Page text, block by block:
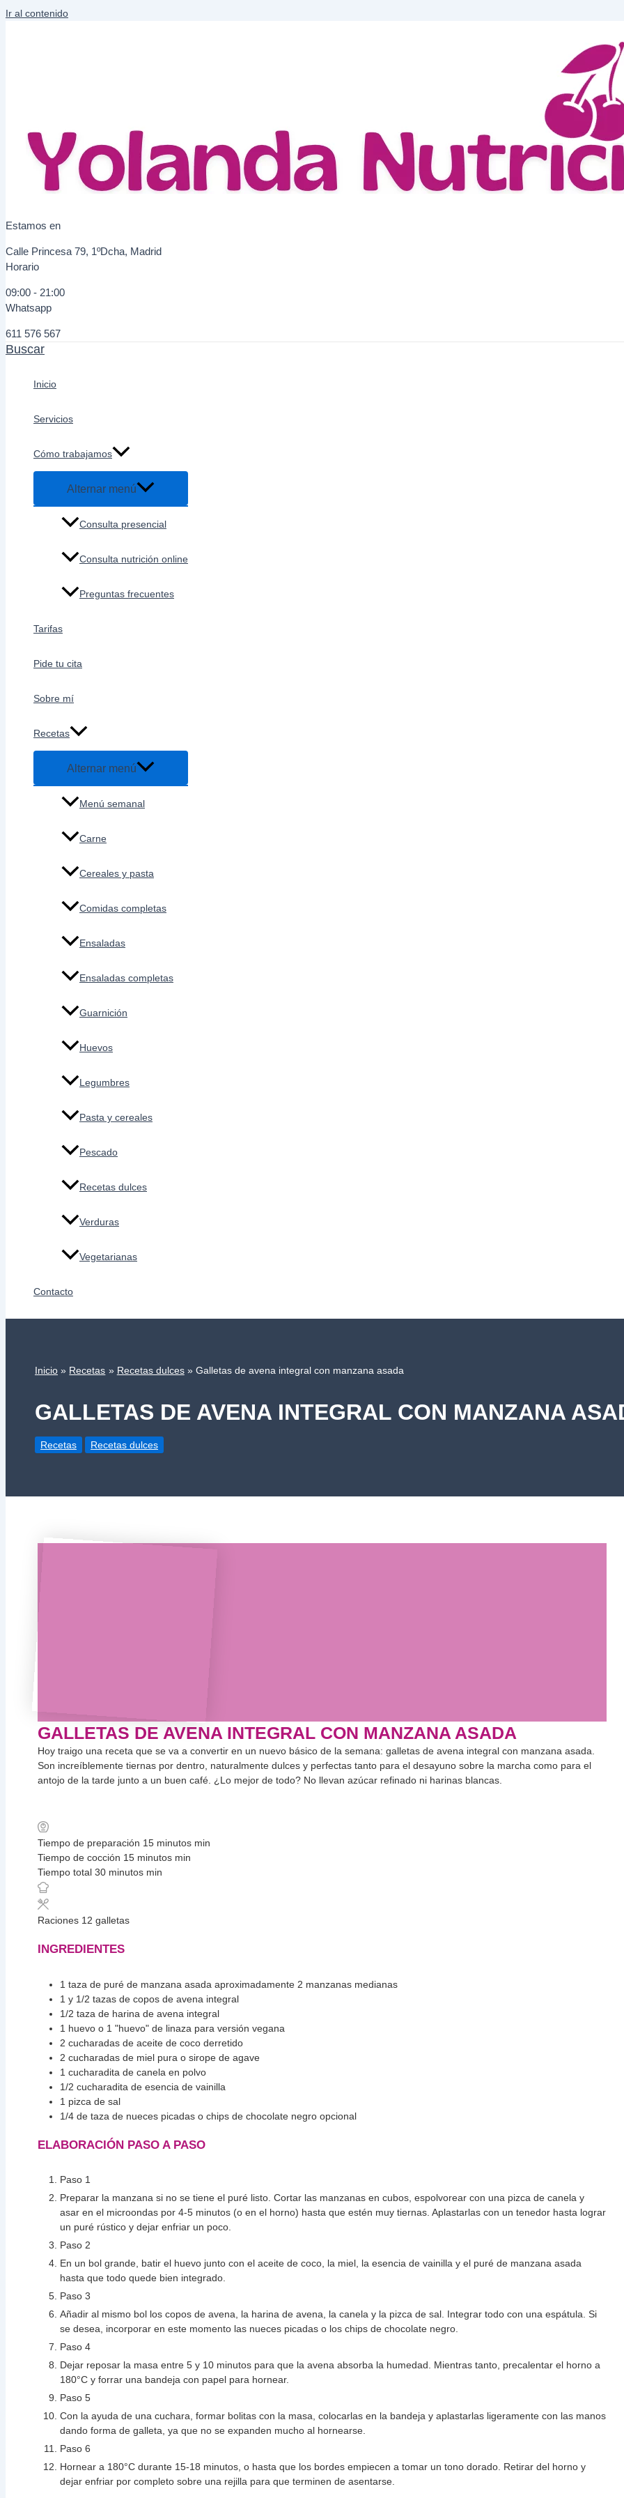
Ir al contenido
Estamos en
Calle Princesa 79, 1ºDcha, Madrid
Horario
09:00 - 21:00
Whatsapp
611 576 567
Buscar
Inicio
Servicios
Cómo trabajamos
Alternar menú
Consulta presencial
Consulta nutrición online
Preguntas frecuentes
Tarifas
Pide tu cita
Sobre mí
Recetas
Alternar menú
Menú semanal
Carne
Cereales y pasta
Comidas completas
Ensaladas
Ensaladas completas
Guarnición
Huevos
Legumbres
Pasta y cereales
Pescado
Recetas dulces
Verduras
Vegetarianas
Contacto
Inicio Recetas Recetas dulces Galletas de avena integral con manzana asada
GALLETAS DE AVENA INTEGRAL CON MANZANA
Recetas Recetas dulces
GALLETAS DE AVENA INTEGRAL CON MANZANA ASADA
Hoy traigo una receta que se va a convertir en un nuevo básico de la semana: galletas de avena integral con manzana asada.
Son increíblemente tiernas por dentro, naturalmente dulces y perfectas tanto para el desayuno sobre la marcha como para el
antojo de la tarde junto a un buen café. ¿Lo mejor de todo? No llevan azúcar refinado ni harinas blancas.
Tiempo de preparación 15 minutos min
Tiempo de cocción 15 minutos min
Tiempo total 30 minutos min
Raciones 12 galletas
INGREDIENTES
1 taza de puré de manzana asada aproximadamente 2 manzanas medianas
1 y 1/2 tazas de copos de avena integral
1/2 taza de harina de avena integral
1 huevo o 1 "huevo" de linaza para versión vegana
2 cucharadas de aceite de coco derretido
2 cucharadas de miel pura o sirope de agave
1 cucharadita de canela en polvo
1/2 cucharadita de esencia de vainilla
1 pizca de sal
1/4 de taza de nueces picadas o chips de chocolate negro opcional
ELABORACIÓN PASO A PASO
Paso 1
Preparar la manzana si no se tiene el puré listo. Cortar las manzanas en cubos, espolvorear con una pizca de canela y
asar en el microondas por 4-5 minutos (o en el horno) hasta que estén muy tiernas. Aplastarlas con un tenedor hasta lograr
un puré rústico y dejar enfriar un poco.
Paso 2
En un bol grande, batir el huevo junto con el aceite de coco, la miel, la esencia de vainilla y el puré de manzana asada
hasta que todo quede bien integrado.
Paso 3
Añadir al mismo bol los copos de avena, la harina de avena, la canela y la pizca de sal. Integrar todo con una espátula. Si
se desea, incorporar en este momento las nueces picadas o los chips de chocolate negro.
Paso 4
Dejar reposar la masa entre 5 y 10 minutos para que la avena absorba la humedad. Mientras tanto, precalentar el horno a
180°C y forrar una bandeja con papel para hornear.
Paso 5
Con la ayuda de una cuchara, formar bolitas con la masa, colocarlas en la bandeja y aplastarlas ligeramente con las manos
dando forma de galleta, ya que no se expanden mucho al hornearse.
Paso 6
Hornear a 180°C durante 15-18 minutos, o hasta que los bordes empiecen a tomar un tono dorado. Retirar del horno y
dejar enfriar por completo sobre una rejilla para que terminen de asentarse.